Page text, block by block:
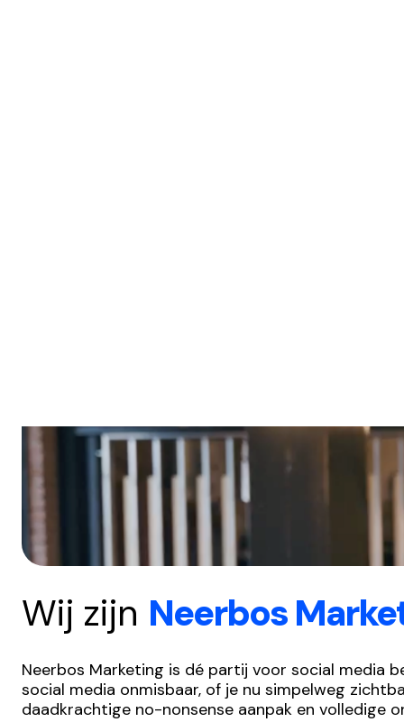
Wij zijn Neerbos
Neerbos Marketing is dé partij voor social media
social media onmisbaar, of je nu simpelweg
daadkrachtige no-nonsense aanpak en volledige